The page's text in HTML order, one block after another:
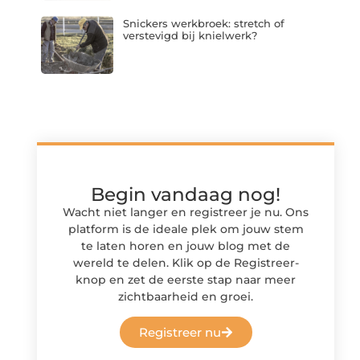
Snickers werkbroek: stretch of
verstevigd bij knielwerk?
Begin vandaag nog!
Wacht niet langer en registreer je nu. Ons
platform is de ideale plek om jouw stem
te laten horen en jouw blog met de
wereld te delen. Klik op de Registreer-
knop en zet de eerste stap naar meer
zichtbaarheid en groei.
Registreer nu